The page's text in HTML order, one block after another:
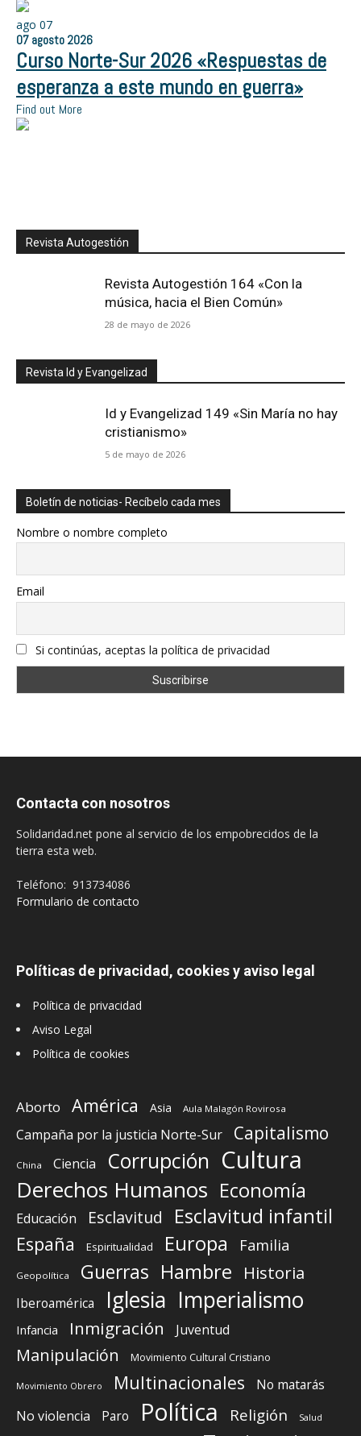
ago 07
07 agosto 2026
Curso Norte-Sur 2026 «Respuestas de
esperanza a este mundo en guerra»
Find out More
Revista Autogestión
Revista Autogestión 164 «Con la
música, hacia el Bien Común»
28 de mayo de 2026
Revista Id y Evangelizad
Id y Evangelizad 149 «Sin María no hay
cristianismo»
5 de mayo de 2026
Boletín de noticias- Recíbelo cada mes
Nombre o nombre completo
Email
Si continúas, aceptas la política de privacidad
Contacta con nosotros
Solidaridad.net pone al servicio de los empobrecidos de la
tierra esta web.
Teléfono: 913734086
Formulario de contacto
Políticas de privacidad, cookies y aviso legal
Política de privacidad
Aviso Legal
Política de cookies
Aborto América Asia Aula Malagón Rovirosa
Campaña por la justicia Norte-Sur Capitalismo
China Ciencia Corrupción Cultura
Derechos Humanos Economía
Educación Esclavitud Esclavitud infantil
España Espiritualidad Europa Familia
Geopolítica Guerras Hambre Historia
Iberoamérica Iglesia Imperialismo
Infancia Inmigración Juventud
Manipulación Movimiento Cultural Cristiano
Movimiento Obrero Multinacionales
No matarás
No violencia
Paro Política Religión Salud